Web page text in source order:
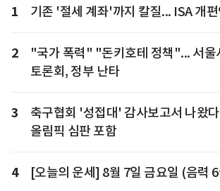
1 기존 '절세 계좌'까지 칼질... ISA 개
2
"국가 폭력" "돈키호테 정책"... 서울
토론회, 정부 난타
3
축구협회 '성접대' 감사보고서 나왔
올림픽 심판 포함
4 [오늘의 운세] 8월 7일 금요일 (음력